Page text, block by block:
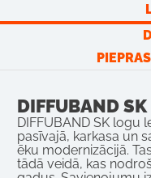
DIFFUBAND SK
DIFFUBAND SK logu
pasīvajā, karkasa un
ēku modernizācijā.
tādā veidā, kas